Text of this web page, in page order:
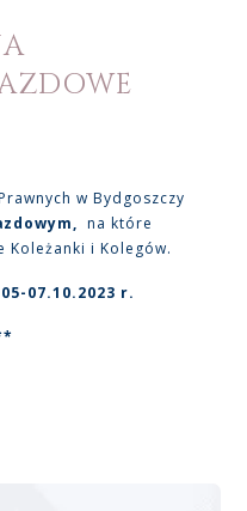
w Bydgoszczy
na które
Koleżanki i Kolegów.
05-07.10.2023 r.